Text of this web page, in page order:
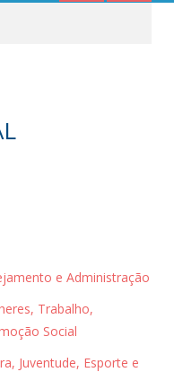
e Administração
Trabalho,
Social
Juventude, Esporte e